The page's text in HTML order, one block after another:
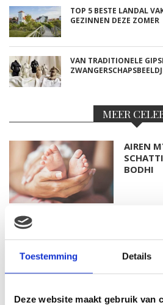
Toestemming Details
Deze website maakt gebruik van
TOP 5 BESTE LANDAL
GEZINNEN DEZE ZOMER
VAN TRADITIONELE
MEER
AIREN
BODHI
FOTO:
MET